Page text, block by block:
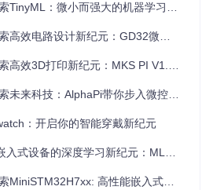
一个理想的平台，助你在微型智能硬
：微小而强大的机器学习新纪元
路设计新纪元：GD32微控制器的开源宝藏
3D打印新纪元：MKS PI V1.0深度剖析
来科技：AlphaPi带你步入微控制器新纪元
：开启你的智能穿戴新纪元
设备的深度学习新纪元：MLPerf Tiny
高性能嵌入式开发的新纪元